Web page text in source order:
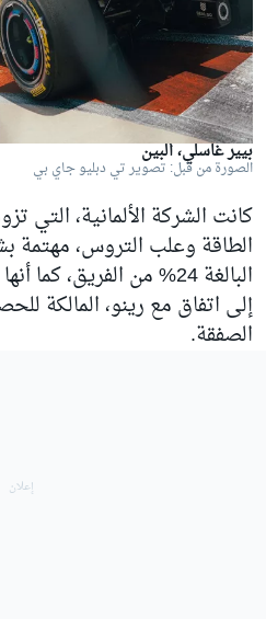
بيير غاسلي، ألبين
الصورة من قبل: تصوير تي دبليو جاي بي
كانت الشركة الألمانية، التي
الطاقة وعلب التروس، مهتمة
البالغة 24% من الفريق،
إلى اتفاق مع رينو، المالكة
الصفقة.